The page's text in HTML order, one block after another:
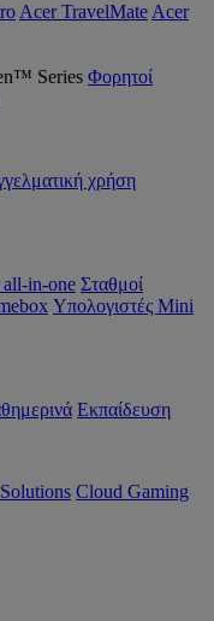
Acer TravelMate Acer
Φορητοί
χρήση
in-one Σταθμοί
Υπολογιστές Mini
Εκπαίδευση
Cloud Gaming